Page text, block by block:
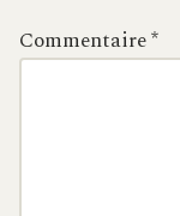
Commentaire*